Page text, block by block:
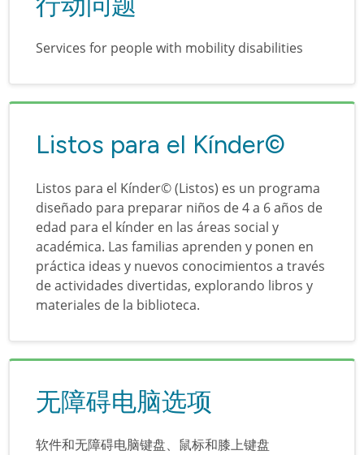
Services for people with mobility disabilities
Listos para el Kínder©
Listos para el Kínder© (Listos) es un programa
diseñado para preparar niños de 4 a 6 años de
edad para el kínder en las áreas social y
académica. Las familias aprenden y ponen en
práctica ideas y nuevos conocimientos a través
de actividades divertidas, explorando libros y
materiales de la biblioteca.
无障碍电脑选项
软件和无障碍电脑键盘、鼠标和膝上键盘